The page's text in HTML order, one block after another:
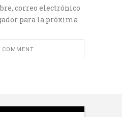
correo electrónico
para la próxima